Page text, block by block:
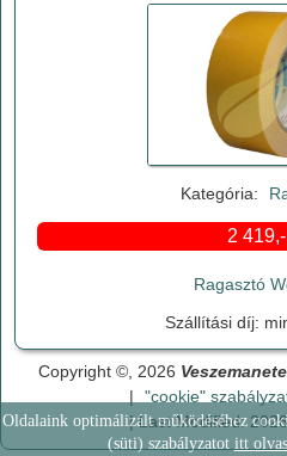
Kategória:
2
Ragasztó
Szállítási díj:
Oldalaink optimálizált működéséhez
(süti) szabályzatot itt
Copyright ©, 2026
|
"cookie"
| Last Modified: